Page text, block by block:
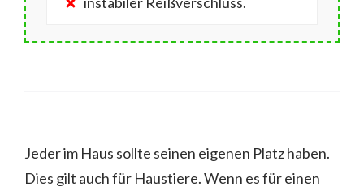
Jeder im Haus sollte seinen eigenen Platz haben.
Dies gilt auch für Haustiere. Wenn es für einen